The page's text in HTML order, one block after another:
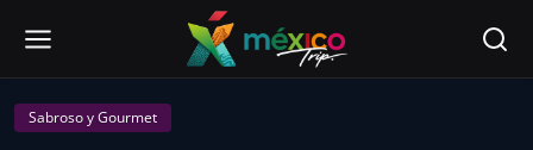
Sabroso y Gourmet